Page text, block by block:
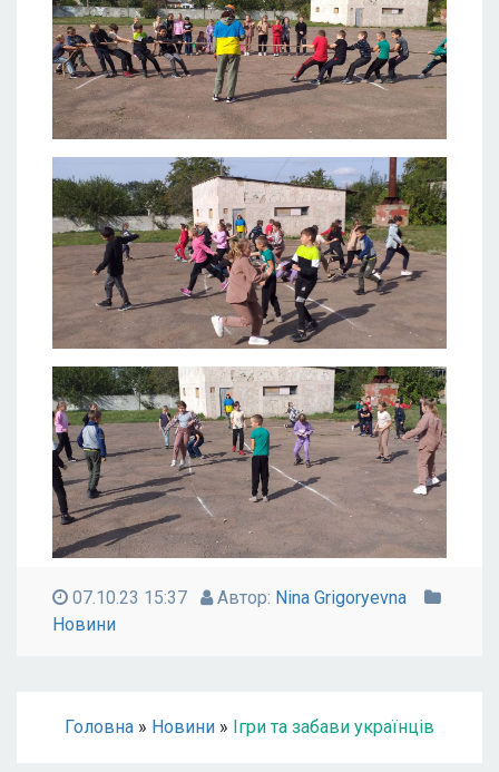
07.10.23 15:37 Автор: Nina Grigoryevna
Новини
Головна » Новини » Ігри та забави українців